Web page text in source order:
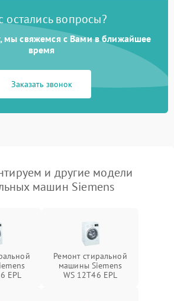
остались вопросы?
мы свяжемся с Вами в ближайшее
время
Заказать звонок
и другие модели
машин Siemens
EPL
Ремонт стиральной
машины Siemens
WS 12T46 EPL